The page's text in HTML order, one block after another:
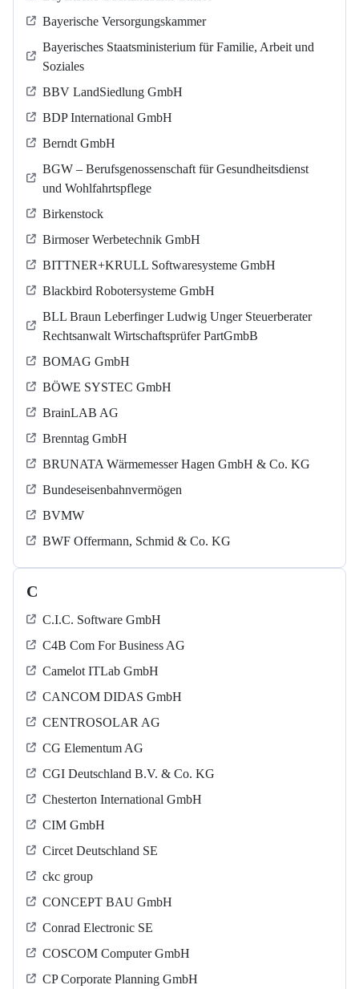
Bayerische Versorgungskammer
Bayerisches Staatsministerium für Familie, Arbeit und
Soziales
BBV LandSiedlung GmbH
BDP International GmbH
Berndt GmbH
BGW – Berufsgenossenschaft für Gesundheitsdienst
und Wohlfahrtspflege
Birkenstock
Birmoser Werbetechnik GmbH
BITTNER+KRULL Softwaresysteme GmbH
Blackbird Robotersysteme GmbH
BLL Braun Leberfinger Ludwig Unger Steuerberater
Rechtsanwalt Wirtschaftsprüfer PartGmbB
BOMAG GmbH
BÖWE SYSTEC GmbH
BrainLAB AG
Brenntag GmbH
BRUNATA Wärmemesser Hagen GmbH & Co. KG
Bundeseisenbahnvermögen
BVMW
BWF Offermann, Schmid & Co. KG
C
C.I.C. Software GmbH
C4B Com For Business AG
Camelot ITLab GmbH
CANCOM DIDAS GmbH
CENTROSOLAR AG
CG Elementum AG
CGI Deutschland B.V. & Co. KG
Chesterton International GmbH
CIM GmbH
Circet Deutschland SE
ckc group
CONCEPT BAU GmbH
Conrad Electronic SE
COSCOM Computer GmbH
CP Corporate Planning GmbH